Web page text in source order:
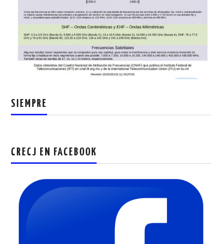
SIEMPRE
CRECJ EN FACEBOOK